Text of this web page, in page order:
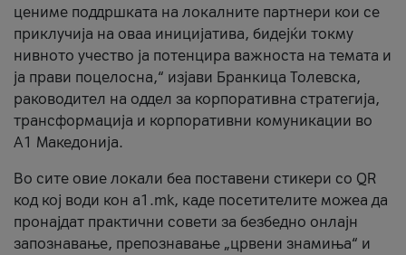
цениме поддршката на локалните партнери кои се
приклучија на оваа иницијатива, бидејќи токму
нивното учество ја потенцира важноста на темата и
ја прави поцелосна,“ изјави Бранкица Толевска,
раководител на оддел за корпоративна стратегија,
трансформација и корпоративни комуникации во
А1 Македонија.
Во сите овие локали беа поставени стикери со QR
код кој води кон a1.mk, каде посетителите можеа да
пронајдат практични совети за безбедно онлајн
запознавање, препознавање „црвени знамиња“ и